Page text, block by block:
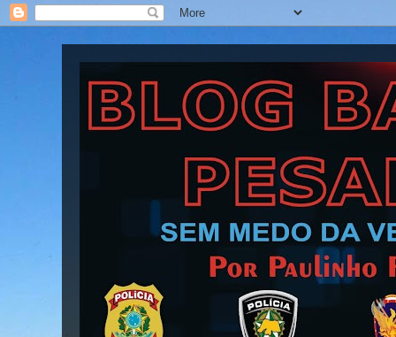
Blog Barra Pesada